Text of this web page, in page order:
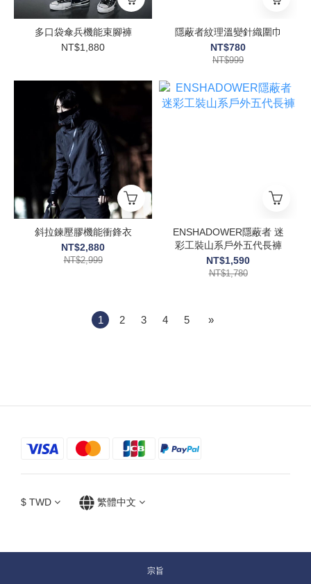
多口袋傘兵機能束腳褲
NT$1,880
隱蔽者紋理溫變針織圍巾
NT$780
NT$999
斜拉鍊壓膠機能衝鋒衣
NT$2,880
NT$2,999
ENSHADOWER隱蔽者 迷
彩工裝山系戶外五代長褲
NT$1,590
NT$1,780
1 2 3 4 5 »
$ TWD 繁體中文
宗旨